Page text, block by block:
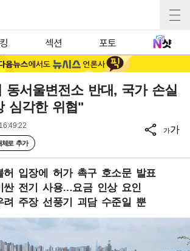
섹션 포토
동서울변전소 반대, 국가 손실
심각한 위협"
체로 추가
가가
허 입장에 허가 촉구 호소문 발표
싼 전기 사용…요금 인상 요인
려 주장 선풍기 괴담 수준일 뿐